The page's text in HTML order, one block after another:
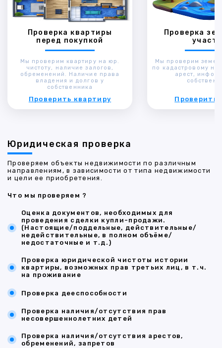
Проверка квартиры
перед покупкой
Мы проверим квартиру на юр.
чистоту, наличие залогов,
обременений. Наличие права
владения и долгов у
собственника
Проверить квартиру
Проверка
Мы проверим
по кадастровому
арест,
Проверить
Юридическая проверка
Проверяем объекты недвижимости по различным
направлениям, в зависимости от типа недвижимости
и цели ее приобретения.
Что мы проверяем ?
Оценка документов, необходимых для
проведения сделки купли-продажи.
(Настоящие/поддельные, действительные/
недействительные, в полном объёме/
недостаточные и т.д.)
Проверка юридической чистоты истории
квартиры, возможных прав третьих лиц, в т.ч.
на проживание
Проверка дееспособности
Проверка наличия/отсутствия прав
несовершеннолетних детей
Проверка наличия/отсутствия арестов,
обременений, запретов